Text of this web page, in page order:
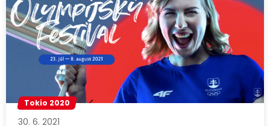
Tokio 2020
30. 6. 2021